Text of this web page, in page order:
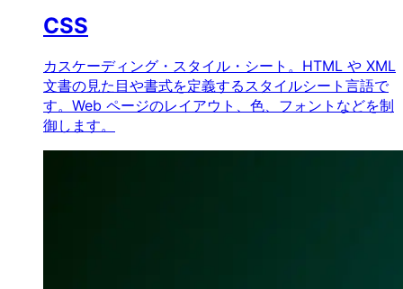
CSS
カスケーディング・スタイル・シート。HTML や XML
文書の見た目や書式を定義するスタイルシート言語で
す。Web ページのレイアウト、色、フォントなどを制
御します。